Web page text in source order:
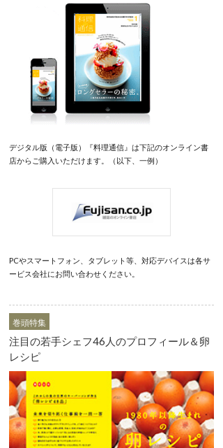
デジタル版（電子版）『料理通信』は下記のオンライン書
店からご購入いただけます。（以下、一例）
PCやスマートフォン、タブレット等、対応デバイスは各サ
ービス会社にお問い合わせください。
巻頭特集
注目の若手シェフ46人のプロフィール＆卵
レシピ